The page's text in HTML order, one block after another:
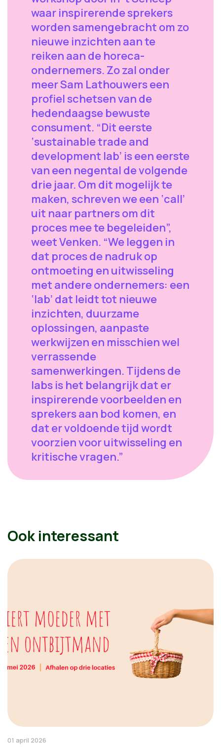
waar inspirerende sprekers
worden samengebracht om zo
nieuwe inzichten aan te
reiken aan de horeca-
ondernemers. Zo zal onder
meer Sam Lathouwers een
profiel schetsen van de
hedendaagse bewuste
consument. “Dit eerste
‘sustainable trade and
development lab’ is een eerste
van een negental de volgende
drie jaar. Om dit mogelijk te
maken, schreven we een ‘call’
uit naar partners om dit
proces mee te begeleiden”,
weet Venken. “We leggen in
dat proces de nadruk op
ontmoeting en uitwisseling
met andere ondernemers: een
‘lab’ dat leidt tot nieuwe
inzichten, duurzame
oplossingen, aanpaste
werkwijzen en misschien wel
verrassende
samenwerkingen. Tijdens de
labs is het belangrijk dat er
inspirerende voorbeelden en
sprekers aan bod komen, en
dat er voldoende tijd wordt
voorzien voor uitwisseling en
kritische vragen.”
Ook interessant
01 april 2026